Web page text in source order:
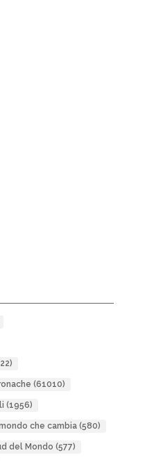
(61010)
(1956)
che cambia(580)
del Mondo (577)